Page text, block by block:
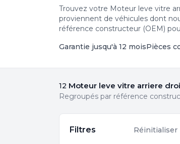
Trouvez votre Moteur leve vitre
proviennent de véhicules dont
référence constructeur (OEM)
Garantie jusqu'à 12 moisPièces
12 Moteur leve vitre arriere
Regroupés par référence
Filtres Réinitialiser